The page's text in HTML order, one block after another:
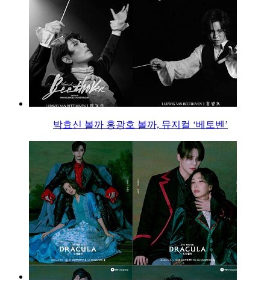
박효신 볼까 홍광호 볼까, 뮤지컬 ‘베토벤’